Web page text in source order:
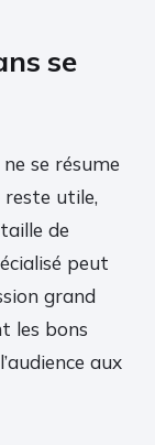
se
se résume
reste utile,
de
peut
grand
les bons
aux